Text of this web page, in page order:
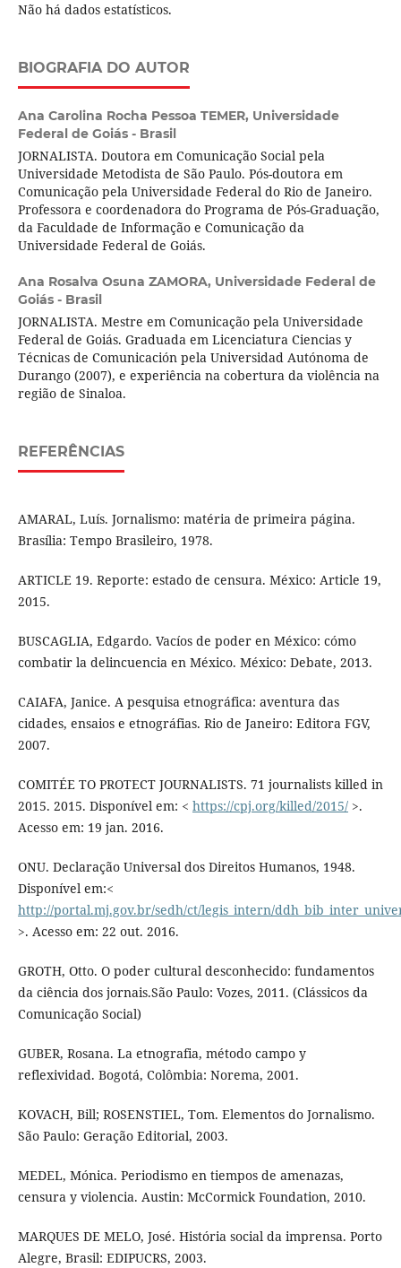
Não há dados estatísticos.
BIOGRAFIA DO AUTOR
Ana Carolina Rocha Pessoa TEMER, Universidade
Federal de Goiás - Brasil
JORNALISTA. Doutora em Comunicação Social pela
Universidade Metodista de São Paulo. Pós-doutora em
Comunicação pela Universidade Federal do Rio de Janeiro.
Professora e coordenadora do Programa de Pós-Graduação,
da Faculdade de Informação e Comunicação da
Universidade Federal de Goiás.
Ana Rosalva Osuna ZAMORA, Universidade Federal de
Goiás - Brasil
JORNALISTA. Mestre em Comunicação pela Universidade
Federal de Goiás. Graduada em Licenciatura Ciencias y
Técnicas de Comunicación pela Universidad Autónoma de
Durango (2007), e experiência na cobertura da violência na
região de Sinaloa.
REFERÊNCIAS
AMARAL, Luís. Jornalismo: matéria de primeira página.
Brasília: Tempo Brasileiro, 1978.
ARTICLE 19. Reporte: estado de censura. México: Article 19,
2015.
BUSCAGLIA, Edgardo. Vacíos de poder en México: cómo
combatir la delincuencia en México. México: Debate, 2013.
CAIAFA, Janice. A pesquisa etnográfica: aventura das
cidades, ensaios e etnográfias. Rio de Janeiro: Editora FGV,
2007.
COMITÉE TO PROTECT JOURNALISTS. 71 journalists killed in
2015. 2015. Disponível em: < https://cpj.org/killed/2015/>.
Acesso em: 19 jan. 2016.
ONU. Declaração Universal dos Direitos Humanos, 1948.
Disponível em:<
http://portal.mj.gov.br/sedh/ct/legis_intern/
>. Acesso em: 22 out. 2016.
GROTH, Otto. O poder cultural desconhecido: fundamentos
da ciência dos jornais.São Paulo: Vozes, 2011. (Clássicos da
Comunicação Social)
GUBER, Rosana. La etnografia, método campo y
reflexividad. Bogotá, Colômbia: Norema, 2001.
KOVACH, Bill; ROSENSTIEL, Tom. Elementos do Jornalismo.
São Paulo: Geração Editorial, 2003.
MEDEL, Mónica. Periodismo en tiempos de amenazas,
censura y violencia. Austin: McCormick Foundation, 2010.
MARQUES DE MELO, José. História social da imprensa. Porto
Alegre, Brasil: EDIPUCRS, 2003.